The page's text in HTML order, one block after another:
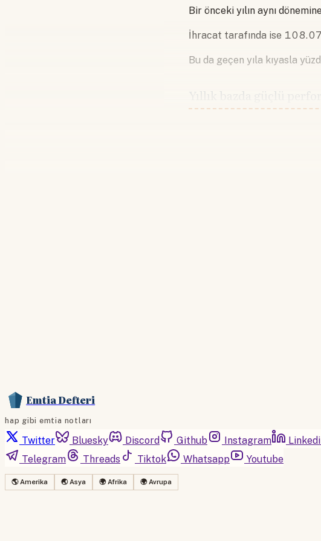
Bir önceki yılın aynı
İhracat tarafında ise
Bu da geçen yıla kıyasla
Yıllık bazda güçlü
Emtia Defteri
hap gibi emtia notları
Twitter Bluesky Discord Github Instagram
Telegram
Threads Tiktok Whatsapp Youtube
🌎 Amerika 🌏 Asya 🌍 Afrika 🌍 Avrupa